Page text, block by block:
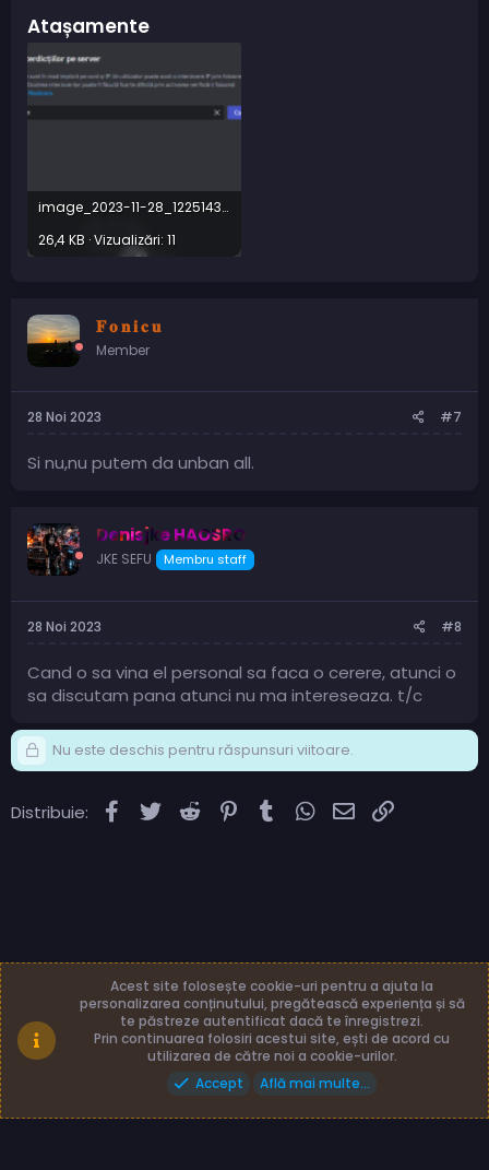
Atașamente
image_2023-11-28_122514375.png
26,4 KB · Vizualizări: 11
𝐅 𝐨 𝐧 𝐢 𝐜 𝐮
Member
28 Noi 2023 #7
Si nu,nu putem da unban all.
Denisjke HAOSRO
JKE SEFU Membru staff
28 Noi 2023 #8
Cand o sa vina el personal sa faca o cerere, atunci o
sa discutam pana atunci nu ma intereseaza. t/c
Nu este deschis pentru răspunsuri viitoare.
Distribuie: Facebook
TwitterReddit PinterestTumblrWhatsApp
Email
Română (RO)
Termeni și reguli
Politică de confidențialitate
Ajutor Acasă
Made with
Acest site folosește cookie-uri pentru a ajuta la
personalizarea conținutului, pregătească experiența și să
te păstreze autentificat dacă te înregistrezi.
Prin continuarea folosiri acestui site, ești de acord cu
utilizarea de către noi a cookie-urilor.
Accept
Află mai multe...